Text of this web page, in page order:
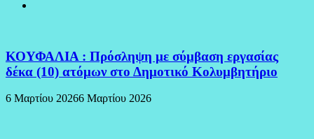
ΚΟΥΦΑΛΙΑ : Πρόσληψη με σύμβαση εργασίας
δέκα (10) ατόμων στο Δημοτικό Κολυμβητήριο
6 Μαρτίου 20266 Μαρτίου 2026